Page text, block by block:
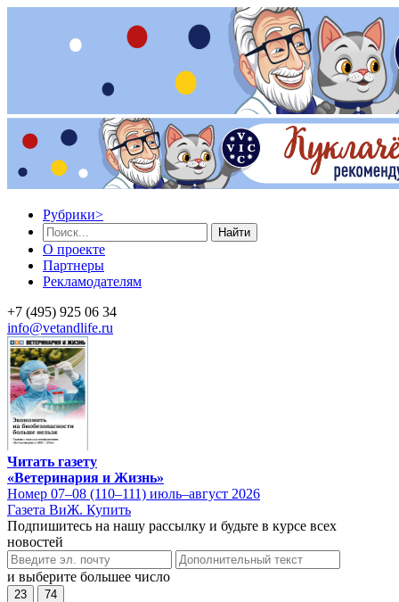
Рубрики>
Найти
О проекте
Партнеры
Рекламодателям
+7 (495) 925 06 34
info@vetandlife.ru
Читать газету
«Ветеринария и Жизнь»
Номер 07–08 (110–111) июль–август 2026
Газета ВиЖ. Купить
Подпишитесь на нашу рассылку и будьте в курсе всех
новостей
и выберите большее число
23 74